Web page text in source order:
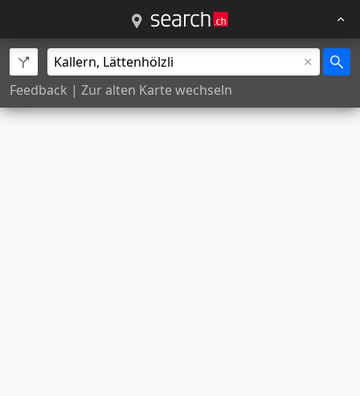
Feedback | Zur alten Karte wechseln